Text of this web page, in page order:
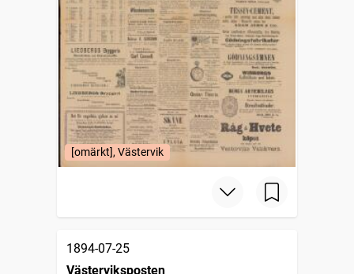
[omärkt], Västervik
1894-07-25
Västerviksposten